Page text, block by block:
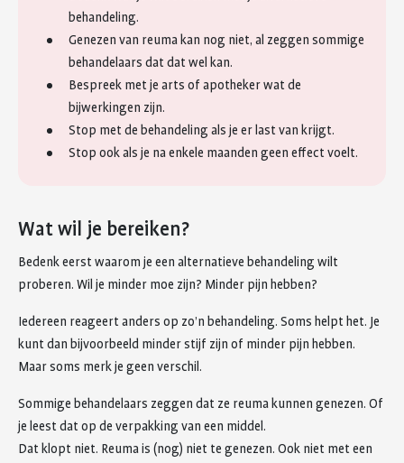
behandeling.
Genezen van reuma kan nog niet, al zeggen sommige
behandelaars dat dat wel kan.
Bespreek met je arts of apotheker wat de
bijwerkingen zijn.
Stop met de behandeling als je er last van krijgt.
Stop ook als je na enkele maanden geen effect voelt.
Wat wil je bereiken?
Bedenk eerst waarom je een alternatieve behandeling wilt
proberen. Wil je minder moe zijn? Minder pijn hebben?
Iedereen reageert anders op zo’n behandeling. Soms helpt het. Je
kunt dan bijvoorbeeld minder stijf zijn of minder pijn hebben.
Maar soms merk je geen verschil.
Sommige behandelaars zeggen dat ze reuma kunnen genezen. Of
je leest dat op de verpakking van een middel.
Dat klopt niet. Reuma is (nog) niet te genezen. Ook niet met een